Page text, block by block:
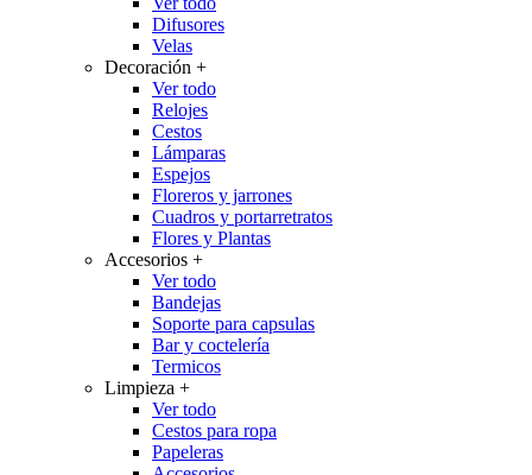
Difusores
Velas
Decoración +
Ver todo
Relojes
Cestos
Lámparas
Espejos
Floreros y jarrones
Cuadros y portarretratos
Flores y Plantas
Accesorios +
Ver todo
Bandejas
Soporte para capsulas
Bar y coctelería
Termicos
Limpieza +
Ver todo
Cestos para ropa
Papeleras